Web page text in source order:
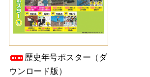
歴史年号ポスター（ダ
ウンロード版）